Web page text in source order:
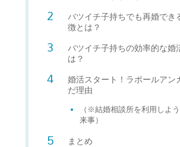
バツイチ子持ちでも再婚でき
徴とは？
バツイチ子持ちの効率的な婚
は？
婚活スタート！ラポールアン
だ理由
（※結婚相談所を利用しよ
来事）
まとめ